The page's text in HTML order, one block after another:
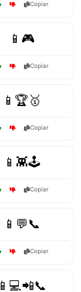
Copiar
📱🎮
Copiar
📱🏆🥇
Copiar
📱👾🕹️
Copiar
📱💬📞
Copiar
📱💻📲📞